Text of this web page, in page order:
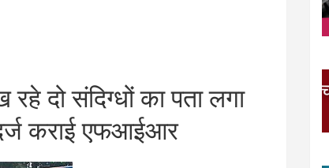
दो संदिग्धों का पता लगा
कराई एफआईआर